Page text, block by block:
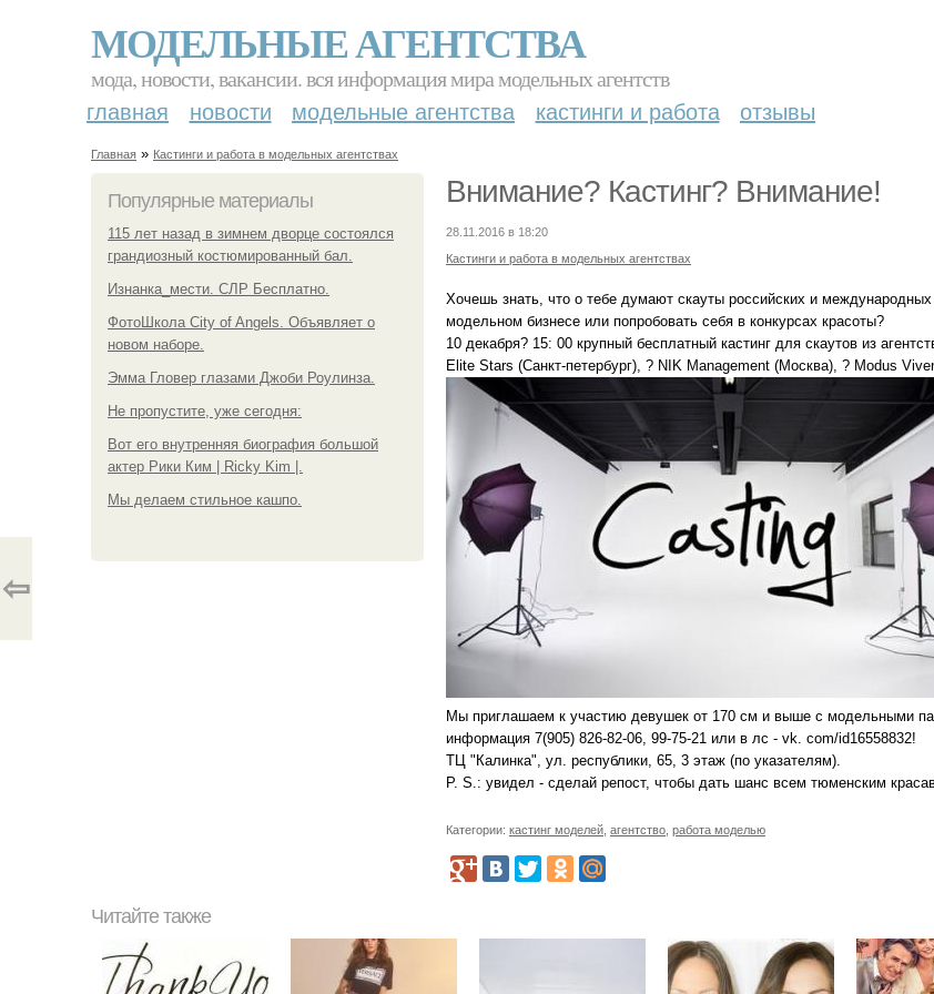
МОДЕЛЬНЫЕ АГЕНТСТВА
мода, новости, вакансии. вся информация мира модельных агентств
главная новости модельные агентства кастинги и работа отзывы
Главная » Кастинги и работа в модельных агентствах
Популярные материалы
115 лет назад в зимнем дворце состоялся
грандиозный костюмированный бал.
Изнанка_мести. СЛР Бесплатно.
ФотоШкола City of Angels. Объявляет о
новом наборе.
Эмма Гловер глазами Джоби Роулинза.
Не пропустите, уже сегодня:
Вот его внутренняя биография большой
актер Рики Ким | Ricky Kim |.
Мы делаем стильное кашпо.
Внимание? Кастинг? Внимание!
28.11.2016 в 18:20
Кастинги и работа в модельных агентствах
Хочешь знать, что о тебе думают скауты российских и
модельном бизнесе или попробовать себя в конкурсах красоты?
10 декабря? 15: 00 крупный бесплатный кастинг для скаутов из
Elite Stars (Санкт-петербург), ? NIK Management (Москва), ? Modus
Мы приглашаем к участию девушек от 170 см и выше с модельными
информация 7(905) 826-82-06, 99-75-21 или в лс - vk. com/id16558832!
ТЦ "Калинка", ул. республики, 65, 3 этаж (по указателям).
P. S.: увидел - сделай репост, чтобы дать шанс всем тюменским
Категории: кастинг моделей агентство работа моделью
⇦
Читайте также